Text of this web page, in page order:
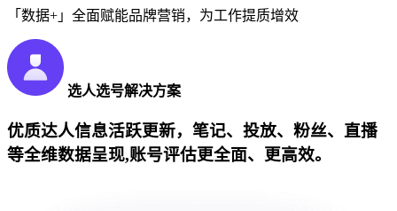
「数据+」全面赋能品牌营销，为工作提质增效
选人选号解决方案
优质达人信息活跃更新，笔记、投放、粉丝、直播
等全维数据呈现,账号评估更全面、更高效。